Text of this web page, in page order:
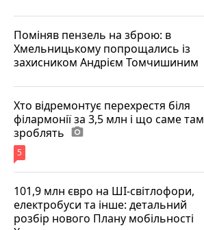
Поміняв пензель на зброю: в
Хмельницькому попрощались із
захисником Андрієм Томчишиним
Хто відремонтує перехрестя біля
філармонії за 3,5 млн і що саме там
зроблять photo_camera
5
101,9 млн євро на ШІ-світлофори,
електробуси та інше: детальний
розбір нового Плану мобільності